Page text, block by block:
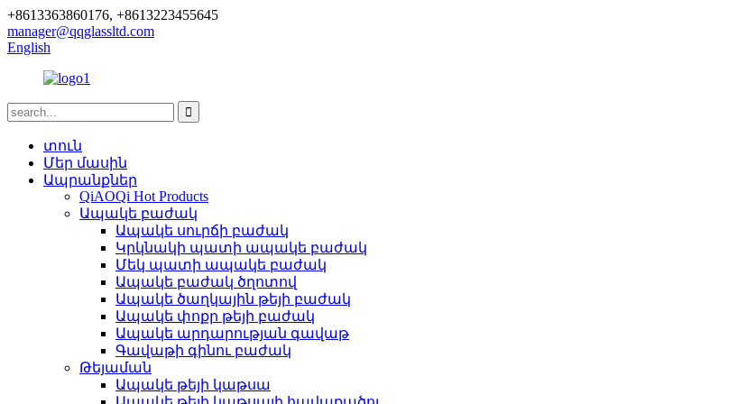
+8613363860176, +8613223455645
manager@qqglassltd.com
English
տուն
Մեր մասին
Ապրանքներ
QiAOQi Hot Products
Ապակե բաժակ
Ապակե սուրճի բաժակ
Կրկնակի պատի ապակե բաժակ
Մեկ պատի ապակե բաժակ
Ապակե բաժակ ծղոտով
Ապակե ծաղկային թեյի բաժակ
Ապակե փոքր թեյի բաժակ
Ապակե արդարության գավաթ
Գավաթի գինու բաժակ
Թեյաման
Ապակե թեյի կաթսա